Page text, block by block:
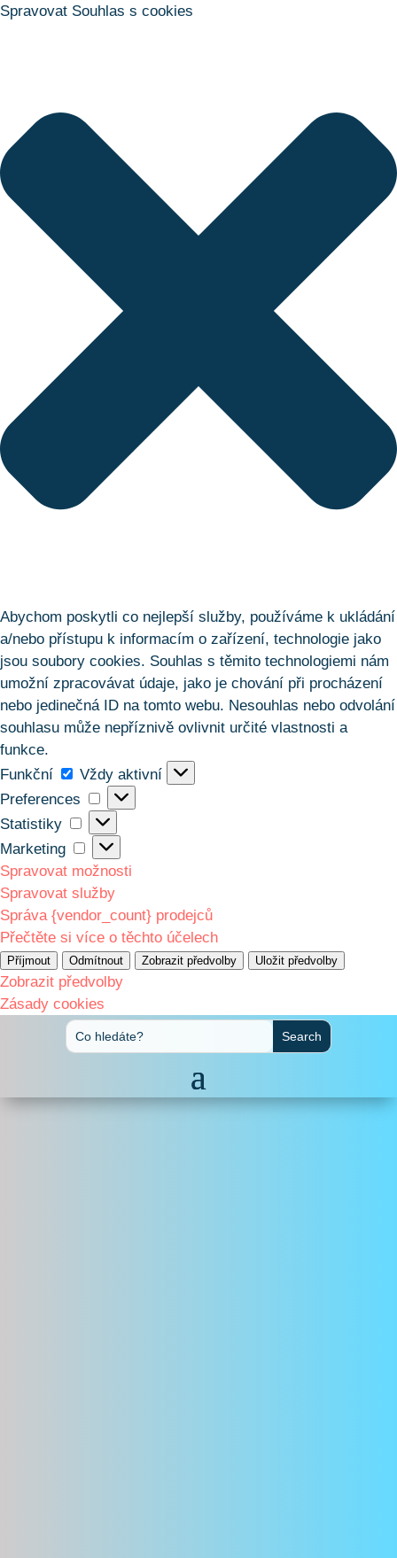
Spravovat Souhlas s cookies
Abychom poskytli co nejlepší služby, používáme k ukládání
a/nebo přístupu k informacím o zařízení, technologie jako
jsou soubory cookies. Souhlas s těmito technologiemi nám
umožní zpracovávat údaje, jako je chování při procházení
nebo jedinečná ID na tomto webu. Nesouhlas nebo odvolání
souhlasu může nepříznivě ovlivnit určité vlastnosti a
funkce.
Funkční
Funkční
Vždy aktivní
Preferences
Preferences
Statistiky
Statistiky
Marketing
Marketing
Spravovat možnosti
Spravovat služby
Správa {vendor_count} prodejců
Přečtěte si více o těchto účelech
Příjmout Odmítnout Zobrazit předvolby Uložit předvolby
Zobrazit předvolby
Zásady cookies